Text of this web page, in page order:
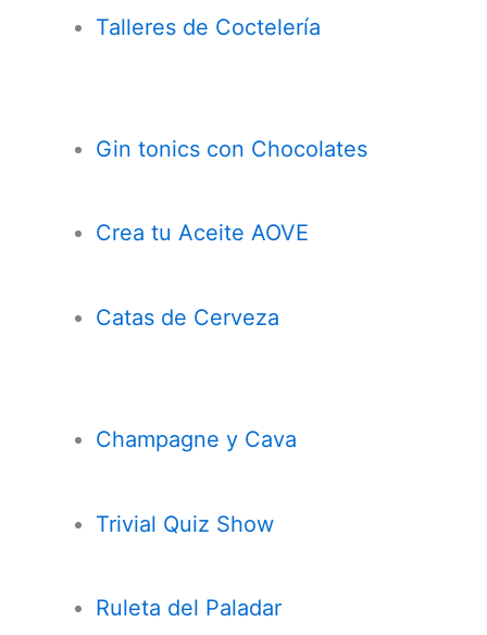
Talleres de Coctelería
Gin tonics con Chocolates
Crea tu Aceite AOVE
Catas de Cerveza
Champagne y Cava
Trivial Quiz Show
Ruleta del Paladar